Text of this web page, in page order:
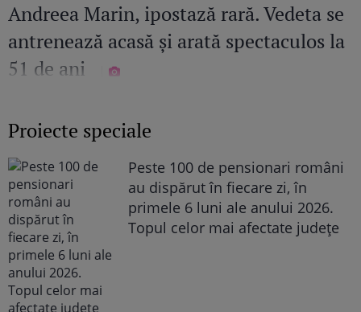
Andreea Marin, ipostază rară. Vedeta se
antrenează acasă și arată spectaculos la
51 de ani
Proiecte speciale
Peste 100 de pensionari români
au dispărut în fiecare zi, în
primele 6 luni ale anului 2026.
Topul celor mai afectate județe